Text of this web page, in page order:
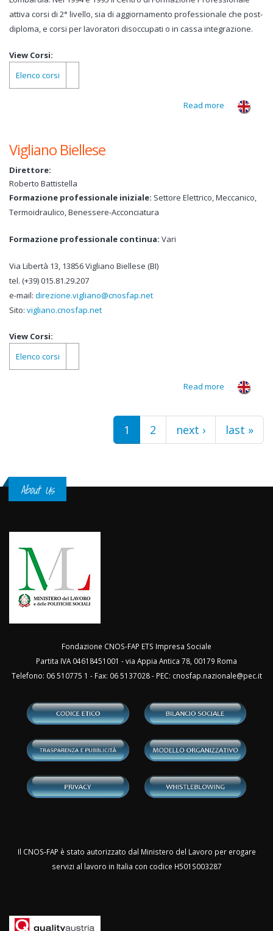
attiva corsi di 2° livello, sia di aggiornamento professionale che post-
diploma, e corsi per lavoratori disoccupati o in cassa integrazione.
View Corsi:
Elenco corsi
Read more about Sesto
Vigliano Biellese
Direttore:
Roberto Battistella
Formazione professionale iniziale: Settore Elettrico, Meccanico,
Termoidraulico, Benessere-Acconciatura
Formazione professionale continua: Vari
Via Libertà 13, 13856 Vigliano Biellese (BI)
tel. (+39) 015.81.29.207
e-mail: direzione.vigliano@cnosfap.net
Sito: vigliano.cnosfap.net
View Corsi:
Elenco corsi
Read more about
Biellese
1 2 next › last »
About Us
Fondazione CNOS-FAP ETS Impresa Sociale
Partita IVA 04618451001 - via Appia Antica 78, 00179 Roma
Telefono: 06 510775 1 - Fax: 06 5137028 - PEC: cnosfap.nazionale@pec.it
Il CNOS-FAP è stato autorizzato dal Ministero del Lavoro per erogare
servizi al lavoro in Italia con codice H501S003287